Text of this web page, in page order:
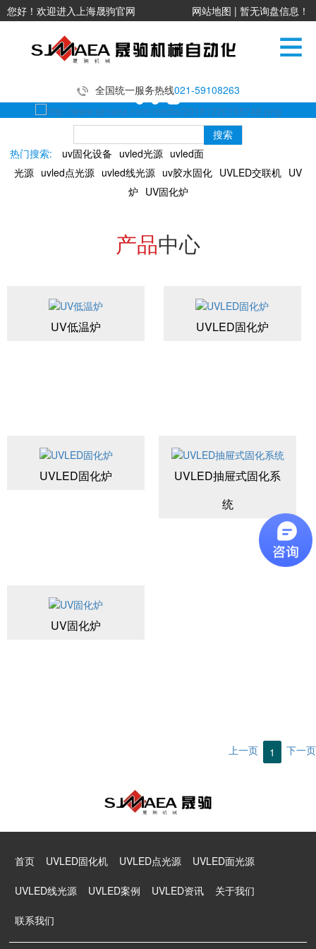
网站地图 | 暂无询盘信息！
您好！欢迎进入上海晟驹官网
全国统一服务热线021-59108263
热门搜索: uv固化设备 uvled光源 uvled面
光源 uvled点光源 uvled线光源 uv胶水固化 UVLED交联机 UV
炉 UV固化炉
产品中心
UV低温炉 UVLED固化炉
UVLED固化炉
UVLED抽屉式固化系
统
UV固化炉
上一页 1 下一页
首页 UVLED固化机 UVLED点光源 UVLED面光源
UVLED线光源 UVLED案例 UVLED资讯 关于我们
联系我们